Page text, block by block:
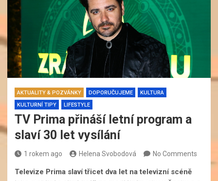
AKTUALITY & POZVÁNKY DOPORUČUJEME
KULTURA
KULTURNÍ TIPY
LIFESTYLE
TV Prima přináší letní program a
slaví 30 let vysílání
1 rokem ago Helena Svobodová No Comments
Televize Prima slaví třicet dva let na televizní scéně